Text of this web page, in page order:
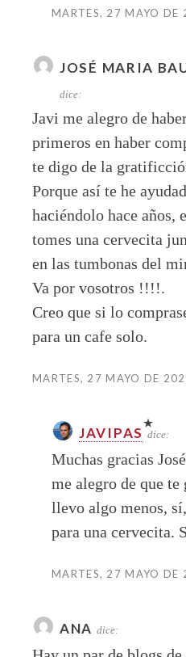
MARTES, 27 MAYO
JOSÉ MARIA
dice:
Javi me alegro de
primeros en haber
te digo de la
Porque así te he
haciéndolo hace años,
tomes una cervecita
en las tumbonas del
Va por vosotros !!!!.
Creo que si lo
para un cafe solo.
MARTES, 27 MAYO DE
JAVIPAS dice:
Muchas gracias
me alegro de que
llevo algo menos,
para una cervecita.
MARTES, 27 MAYO
ANA dice: